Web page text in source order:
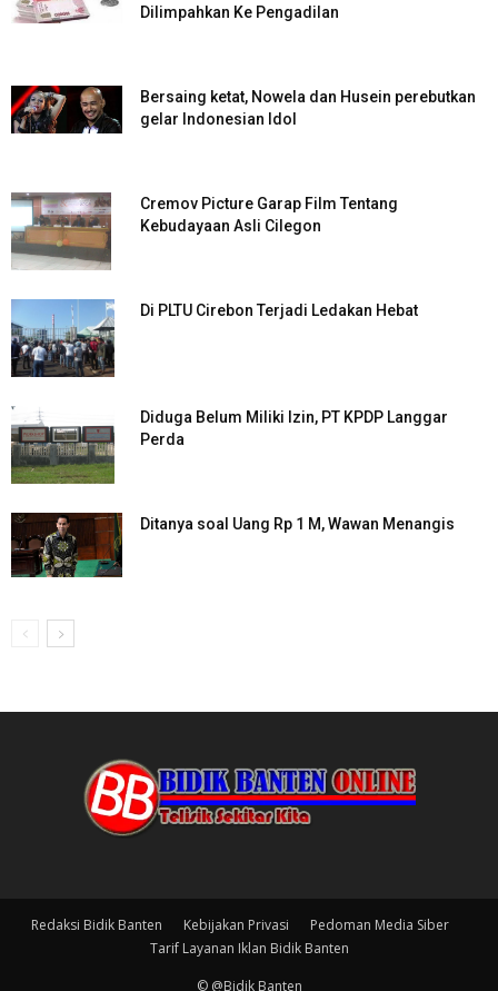
Dilimpahkan Ke Pengadilan
Bersaing ketat, Nowela dan Husein perebutkan
gelar Indonesian Idol
Cremov Picture Garap Film Tentang
Kebudayaan Asli Cilegon
Di PLTU Cirebon Terjadi Ledakan Hebat
Diduga Belum Miliki Izin, PT KPDP Langgar
Perda
Ditanya soal Uang Rp 1 M, Wawan Menangis
Redaksi Bidik Banten Kebijakan Privasi
Pedoman Media Siber
Tarif Layanan Iklan Bidik Banten
© @Bidik Banten